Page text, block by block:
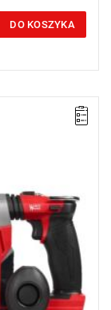
DO KOSZYKA
Milwaukee z